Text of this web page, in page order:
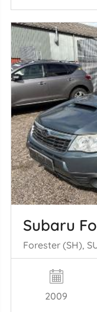
Subaru
Forester (SH),
2009